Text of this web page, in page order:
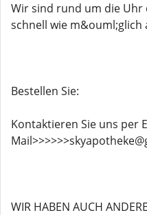
Wir sind rund um die
schnell wie m&ouml;glich
Bestellen Sie:
Kontaktieren Sie uns per
WIR HABEN AUCH